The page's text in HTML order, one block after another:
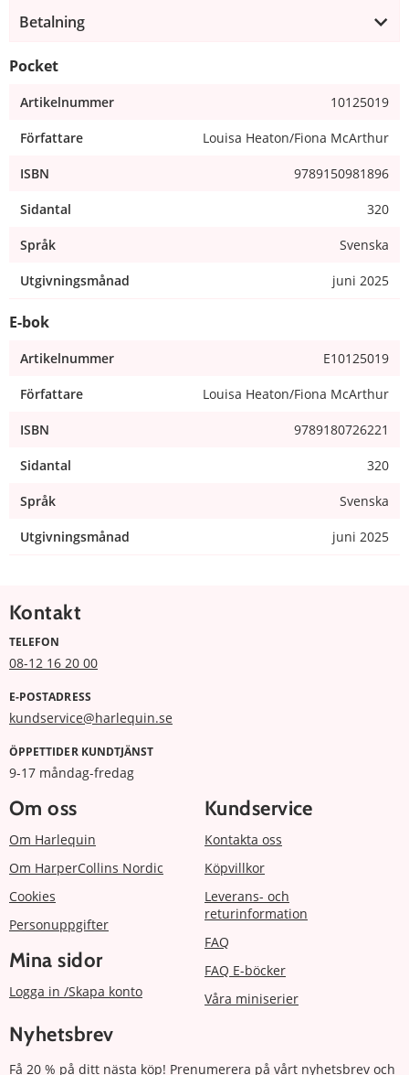
Betalning
Pocket
Artikelnummer 10125019
Författare Louisa Heaton/Fiona McArthur
ISBN 9789150981896
Sidantal 320
Språk Svenska
Utgivningsmånad juni 2025
E-bok
Artikelnummer E10125019
Författare Louisa Heaton/Fiona McArthur
ISBN 9789180726221
Sidantal 320
Språk Svenska
Utgivningsmånad juni 2025
Kontakt
TELEFON
08-12 16 20 00
E-POSTADRESS
kundservice@harlequin.se
ÖPPETTIDER KUNDTJÄNST
9-17 måndag-fredag
Om oss
Om Harlequin
Om HarperCollins Nordic
Cookies
Personuppgifter
Mina sidor
Logga in /Skapa konto
Kundservice
Kontakta oss
Köpvillkor
Leverans- och
returinformation
FAQ
FAQ E-böcker
Våra miniserier
Nyhetsbrev
Få 20 % på ditt nästa köp! Prenumerera på vårt nyhetsbrev och